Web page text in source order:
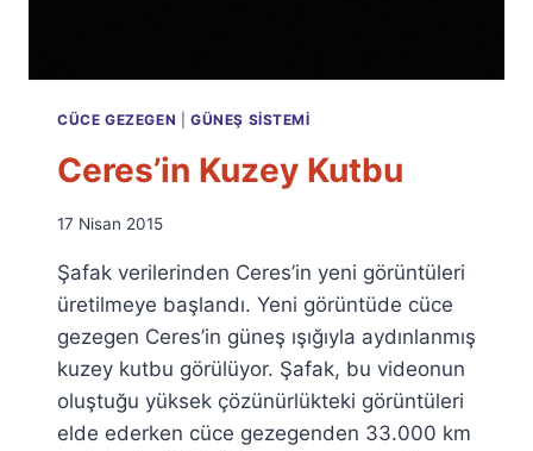
CÜCE GEZEGEN GÜNEŞ SISTEMI
Ceres’in Kuzey Kutbu
By
Fuat
Özyar
17 Nisan 2015
Şafak verilerinden Ceres’in yeni görüntüleri
üretilmeye başlandı. Yeni görüntüde cüce
gezegen Ceres’in güneş ışığıyla aydınlanmış
kuzey kutbu görülüyor. Şafak, bu videonun
oluştuğu yüksek çözünürlükteki görüntüleri
elde ederken cüce gezegenden 33.000 km